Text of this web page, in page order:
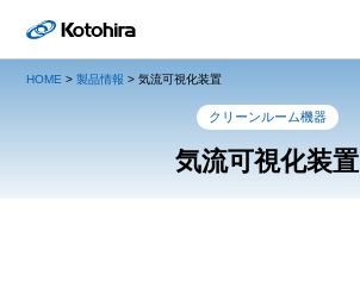
HOME >製品情報 >気流可視化装置
クリーンルーム機器
気流可視化装置